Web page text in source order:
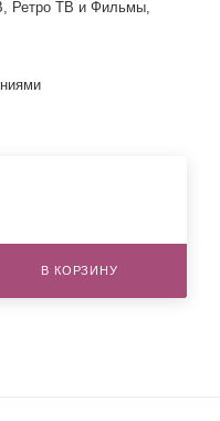
Ретро ТВ и Фильмы,
В КОРЗИНУ